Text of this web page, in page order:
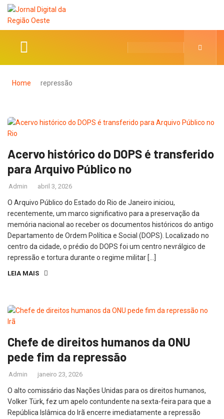
Home repressão
Acervo histórico do DOPS é transferido
para Arquivo Público no
Admin abril 3, 2026
O Arquivo Público do Estado do Rio de Janeiro iniciou,
recentemente, um marco significativo para a preservação da
memória nacional ao receber os documentos históricos do antigo
Departamento de Ordem Política e Social (DOPS). Localizado no
centro da cidade, o prédio do DOPS foi um centro nevrálgico de
repressão e tortura durante o regime militar […]
LEIA MAIS
Chefe de direitos humanos da ONU
pede fim da repressão
Admin janeiro 23, 2026
O alto comissário das Nações Unidas para os direitos humanos,
Volker Türk, fez um apelo contundente na sexta-feira para que a
República Islâmica do Irã encerre imediatamente a repressão